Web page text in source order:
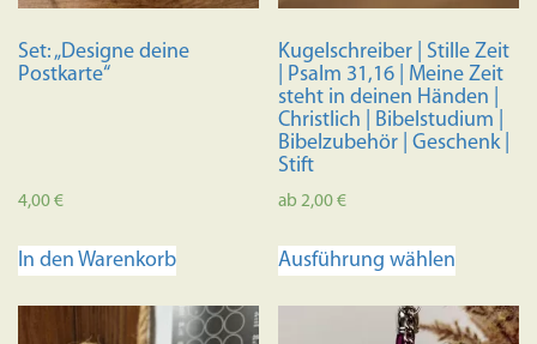
Set: „Designe deine
Postkarte“
4,00€
In den Warenkorb
Kugelschreiber | Stille Zeit
| Psalm 31,16 | Meine Zeit
steht in deinen Händen |
Christlich | Bibelstudium |
Bibelzubehör | Geschenk |
Stift
ab2,00€
Ausführung wählen
mehrere